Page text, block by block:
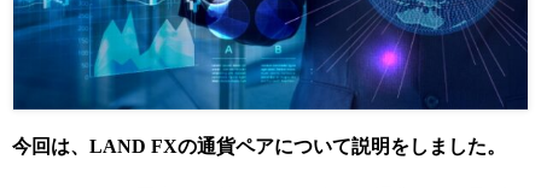
今回は、LAND FXの通貨ペアについて説明をしました。